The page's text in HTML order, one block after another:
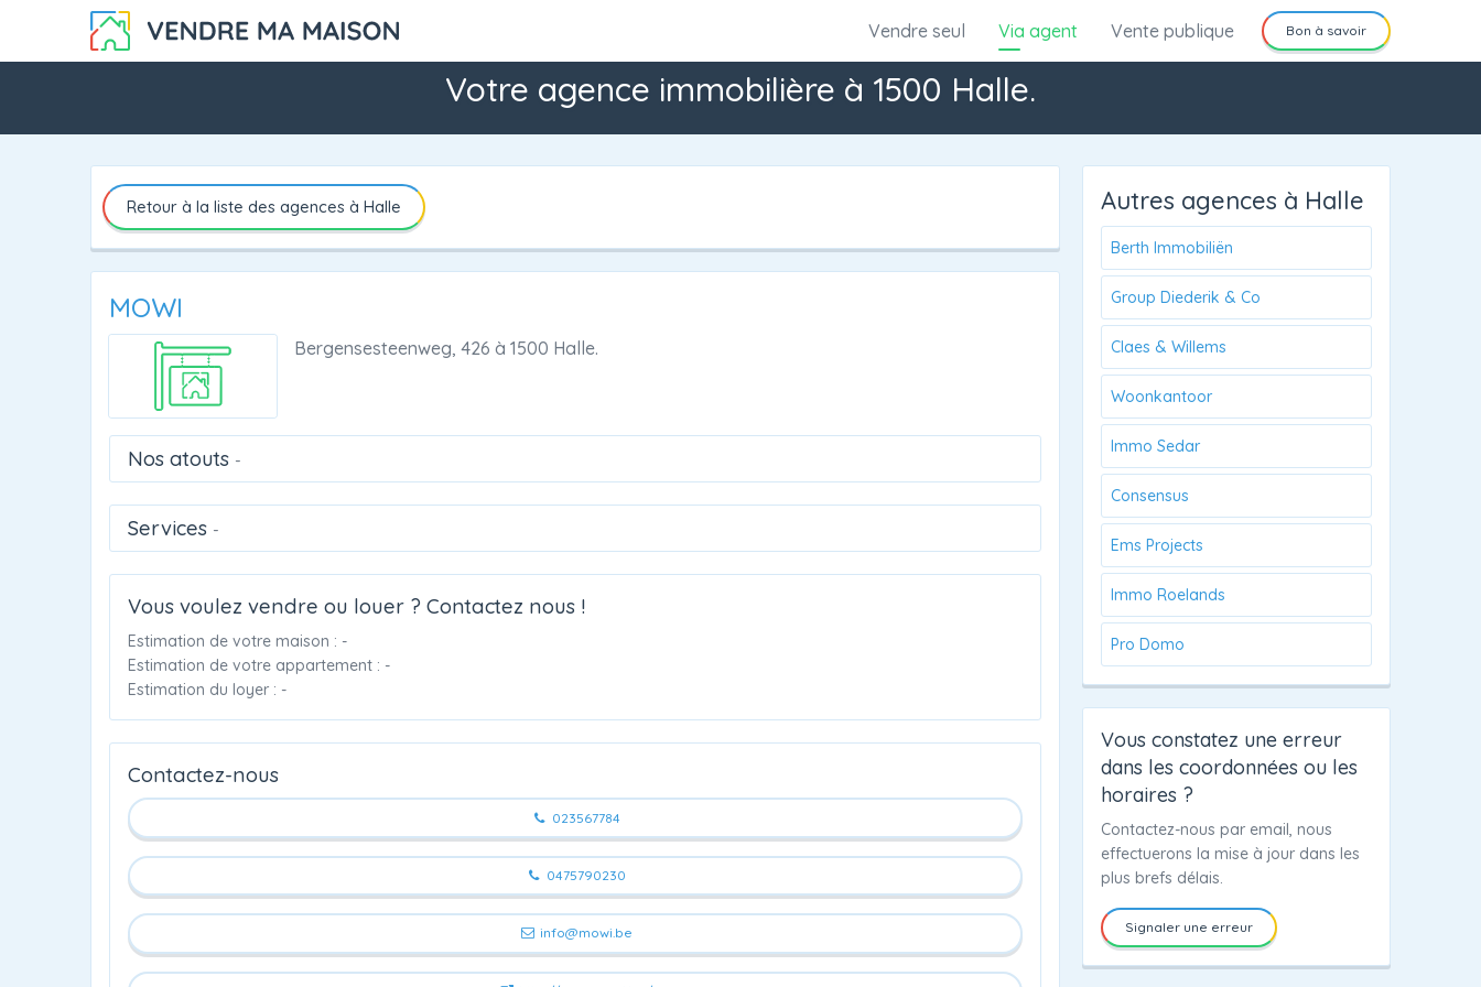
Vendre seul Via agent Vente publique Bon à savoir
Votre agence immobilière à 1500 Halle.
Retour à la liste des agences à Halle
MOWI
Bergensesteenweg, 426 à 1500 Halle.
Nos atouts -
Services -
Vous voulez vendre ou louer ? Contactez nous !
Estimation de votre maison : -
Estimation de votre appartement : -
Estimation du loyer : -
Contactez-nous
023567784
0475790230
info@mowi.be
Autres agences à Halle
Berth Immobiliën
Group Diederik & Co
Claes & Willems
Woonkantoor
Immo Sedar
Consensus
Ems Projects
Immo Roelands
Pro Domo
Vous constatez une erreur
dans les coordonnées ou les
horaires ?
Contactez-nous par email, nous
effectuerons la mise à jour dans les
plus brefs délais.
Signaler une erreur